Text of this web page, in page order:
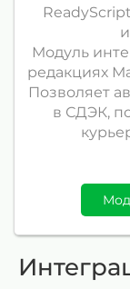
Модуль
редакциях
Позволяет
в СДЭК,